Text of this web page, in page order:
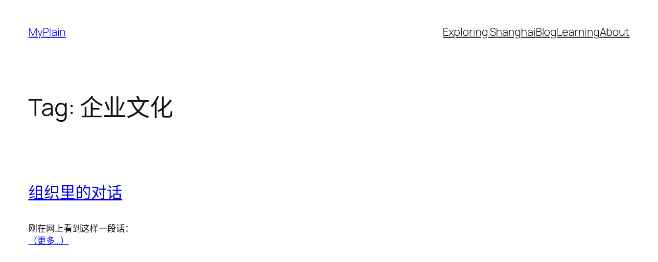
content
MyPlain Exploring ShanghaiBlogLearningAbout
Tag: 企业文化
组织里的对话
刚在网上看到这样一段话：
（更多…）